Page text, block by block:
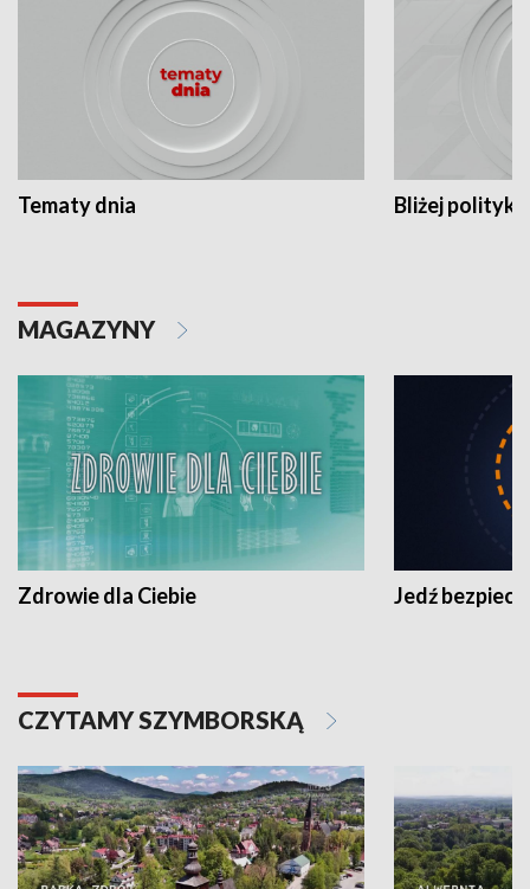
Tematy dnia Bliżej polityki
MAGAZYNY
Zdrowie dla Ciebie Jedź
CZYTAMY SZYMBORSKĄ